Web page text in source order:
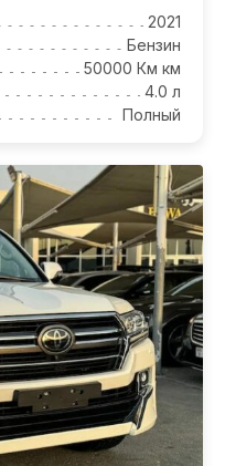
2021
Бензин
50000 Км км
4.0 л
Полный